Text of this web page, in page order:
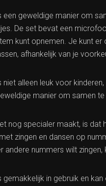
een geweldige manier om
De set bevat een
kunt opnemen. Je kunt
afhankelijk van je
niet alleen leuk voor
manier om samen
nog specialer maakt, is dat
zingen en dansen op
andere nummers wilt
gemakkelijk in gebruik en